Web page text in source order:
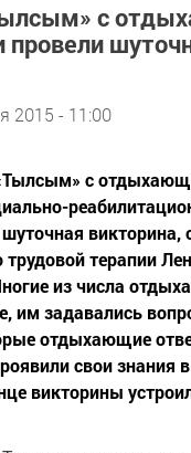
с
2015 - 11:00
с
викторина,
трудовой терапии
из числа
им задавались
отдыхающие
свои знания
викторины